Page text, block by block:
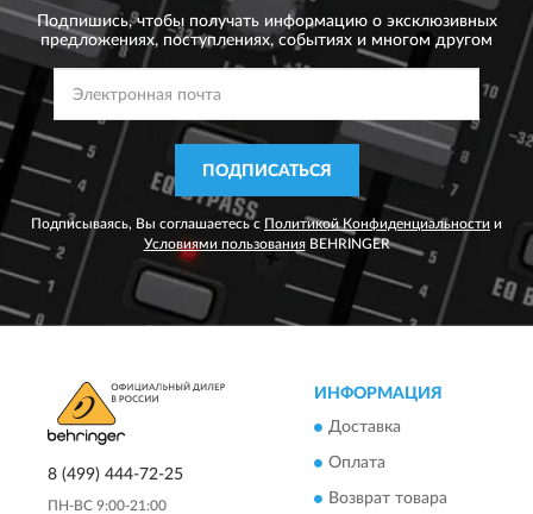
Подпишись, чтобы получать информацию о эксклюзивных
предложениях, поступлениях, событиях и многом другом
ПОДПИСАТЬСЯ
Подписываясь, Вы соглашаетесь с Политикой Конфиденциальности и
Условиями пользованияBEHRINGER
8 (499) 444-72-25
ПН-ВС 9:00-21:00
ИНФОРМАЦИЯ
Доставка
Оплата
Возврат товара